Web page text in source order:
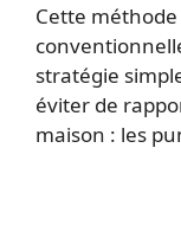
Cette
stratégie
éviter de
maison : les